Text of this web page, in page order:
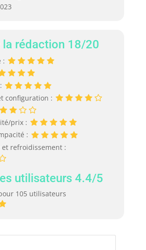
la rédaction 18/20
:
configuration :
prix :
:
refroidissement :
utilisateurs 4.4/5
105 utilisateurs